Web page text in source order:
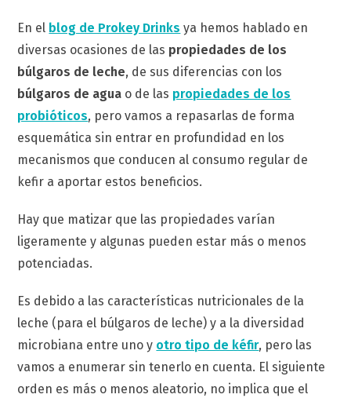
En el blog de Prokey Drinks ya hemos hablado en
diversas ocasiones de las propiedades de los
búlgaros de leche, de sus diferencias con los
búlgaros de agua o de las propiedades de los
probióticos, pero vamos a repasarlas de forma
esquemática sin entrar en profundidad en los
mecanismos que conducen al consumo regular de
kefir a aportar estos beneficios.
Hay que matizar que las propiedades varían
ligeramente y algunas pueden estar más o menos
potenciadas.
Es debido a las características nutricionales de la
leche (para el búlgaros de leche) y a la diversidad
microbiana entre uno y otro tipo de kéfir, pero las
vamos a enumerar sin tenerlo en cuenta. El siguiente
orden es más o menos aleatorio, no implica que el